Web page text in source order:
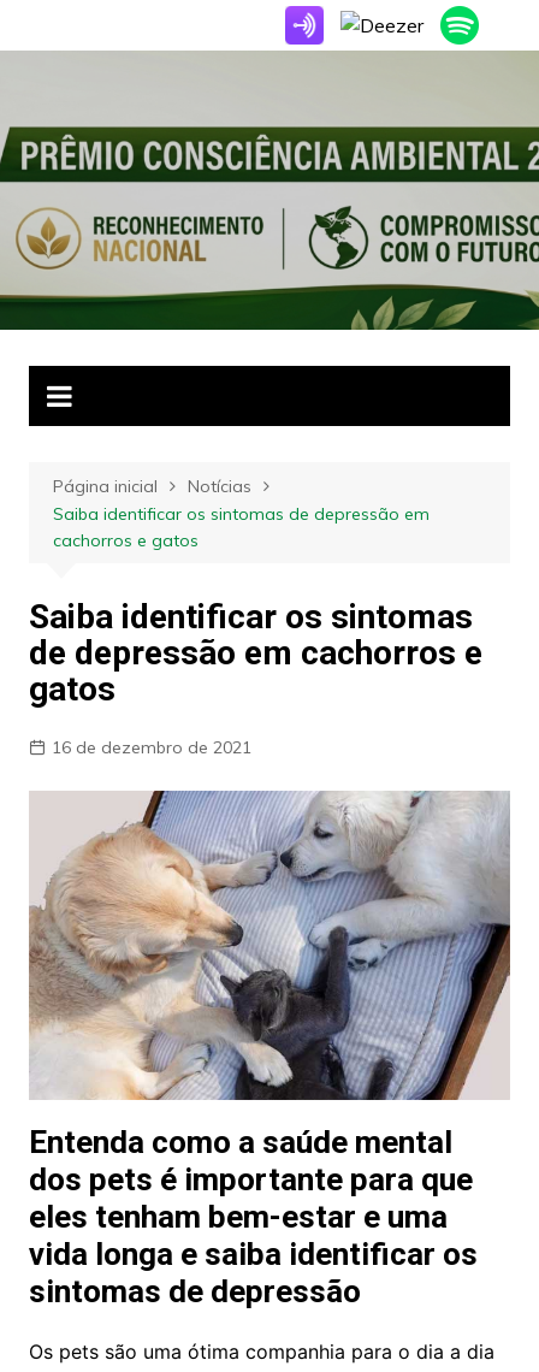
para
Página inicial
Notícias
Saiba identificar os sintomas de depressão em
cachorros e gatos
Saiba identificar os sintomas
de depressão em cachorros e
gatos
16 de dezembro de 2021
Entenda como a saúde mental
dos pets é importante para que
eles tenham bem-estar e uma
vida longa e saiba identificar os
sintomas de depressão
Os pets são uma ótima companhia para o dia a dia